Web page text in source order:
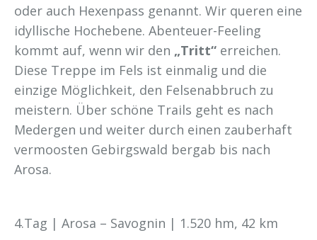
oder auch Hexenpass genannt. Wir queren eine
idyllische Hochebene. Abenteuer-Feeling
kommt auf, wenn wir den „Tritt“ erreichen.
Diese Treppe im Fels ist einmalig und die
einzige Möglichkeit, den Felsenabbruch zu
meistern. Über schöne Trails geht es nach
Medergen und weiter durch einen zauberhaft
vermoosten Gebirgswald bergab bis nach
Arosa.
4.Tag | Arosa – Savognin | 1.520 hm, 42 km